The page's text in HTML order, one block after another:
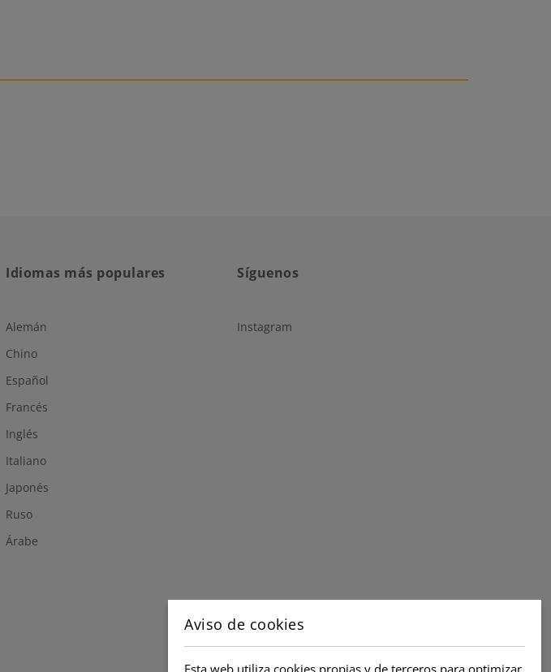
Idiomas más populares
Alemán
Chino
Español
Francés
Inglés
Italiano
Japonés
Ruso
Árabe
Síguenos
Instagram
Aviso de cookies
Esta web utiliza cookies propias y de terceros para optimizar